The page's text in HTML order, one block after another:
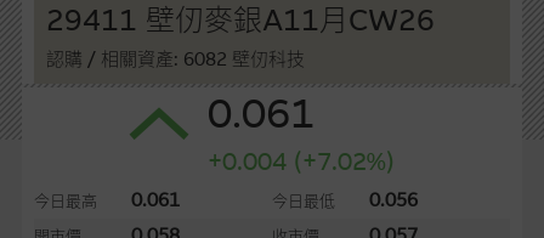
主頁
牛熊證
29411 壁仞麥銀A11月CW26
認購 / 相關資產: 6082 壁仞科技
0.061
+0.004 (+7.02%)
今日最高 0.061 今日最低 0.056